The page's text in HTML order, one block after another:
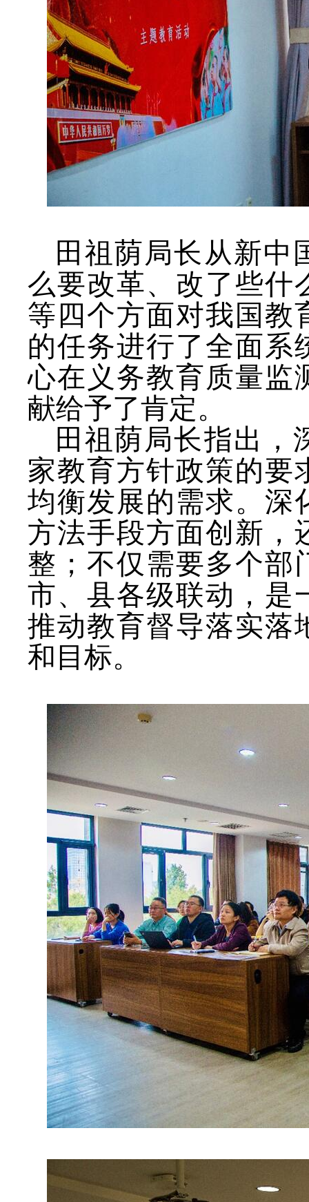
田祖荫局长从新中
么要改革、改了些什
等四个方面对我国教
的任务进行了全面系
心在义务教育质量监
献给予了肯定。
田祖荫局长指出，
家教育方针政策的要
均衡发展的需求。深
方法手段方面创新，
整；不仅需要多个部
市、县各级联动，是
推动教育督导落实落
和目标。